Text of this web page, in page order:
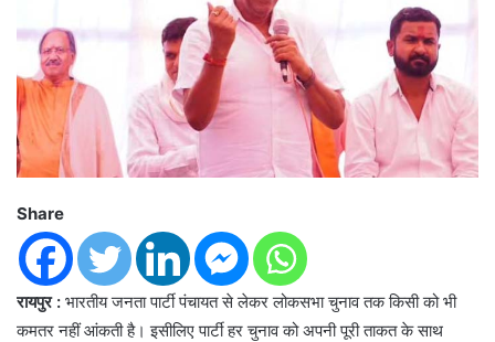
Share
रायपुर : भारतीय जनता पार्टी पंचायत से लेकर लोकसभा चुनाव तक किसी को भी
कमतर नहीं आंकती है। इसीलिए पार्टी हर चुनाव को अपनी पूरी ताकत के साथ